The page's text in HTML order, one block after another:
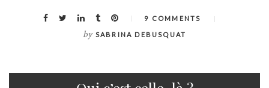
9 COMMENTS
by SABRINA DEBUSQUAT